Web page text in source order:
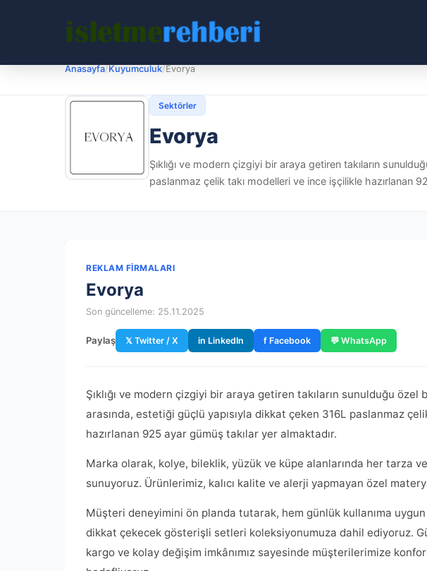
Anasayfa/Kuyumculuk/Evorya
Sektörler
Evorya
Şıklığı ve modern çizgiyi bir araya getiren takıların
paslanmaz çelik takı modelleri ve ince işçilikle hazırlanan
REKLAM FIRMALARI
Evorya
Son güncelleme: 25.11.2025
Paylaş 𝕏 Twitter / X in LinkedIn f Facebook 💬 WhatsApp
Şıklığı ve modern çizgiyi bir araya getiren takıların sunulduğu
arasında, estetiği güçlü yapısıyla dikkat çeken 316L paslanmaz
hazırlanan 925 ayar gümüş takılar yer almaktadır.
Marka olarak, kolye, bileklik, yüzük ve küpe alanlarında her tarza
sunuyoruz. Ürünlerimiz, kalıcı kalite ve alerji yapmayan özel
Müşteri deneyimini ön planda tutarak, hem günlük kullanıma
dikkat çekecek gösterişli setleri koleksiyonumuza dahil ediyoruz.
kargo ve kolay değişim imkânımız sayesinde müşterilerimize